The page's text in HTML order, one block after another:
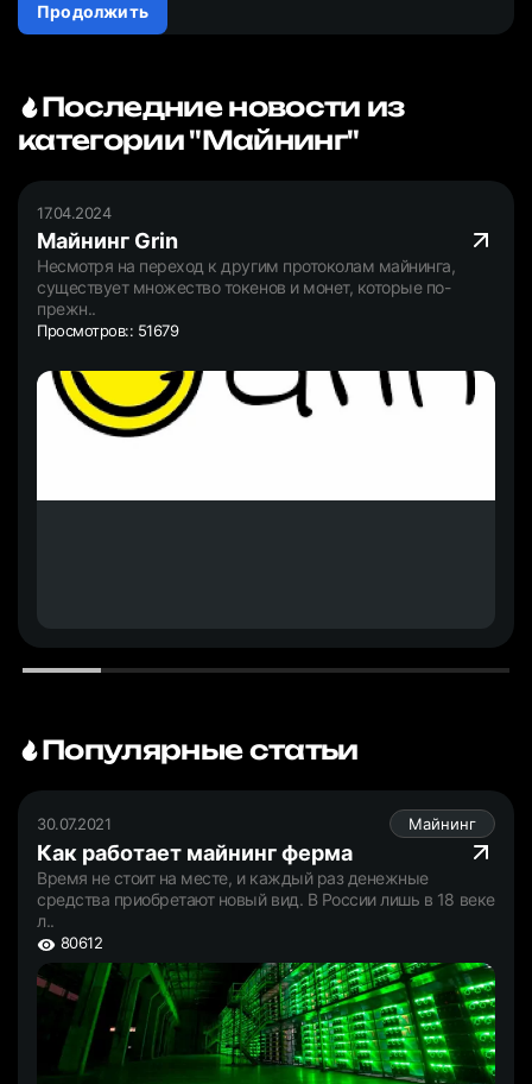
Продолжить
Последние новости из
категории "Майнинг"
17.04.2024
Майнинг Grin
Несмотря на переход к другим протоколам майнинга,
существует множество токенов и монет, которые по-
прежн..
Просмотров:: 51679
Популярные статьи
30.07.2021 Майнинг
Как работает майнинг ферма
Время не стоит на месте, и каждый раз денежные
средства приобретают новый вид. В России лишь в 18 веке
л..
80612